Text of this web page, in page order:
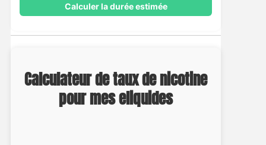
Calculer la durée estimée
Calculateur de taux de nicotine
pour mes eliquides